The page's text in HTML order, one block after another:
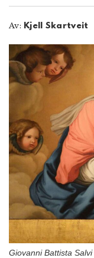
Av: Kjell Skartveit
Giovanni Battista